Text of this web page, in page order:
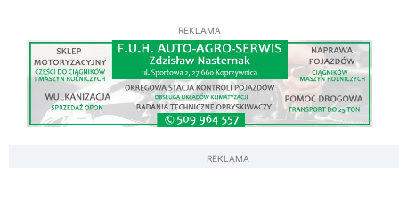
REKLAMA
REKLAMA